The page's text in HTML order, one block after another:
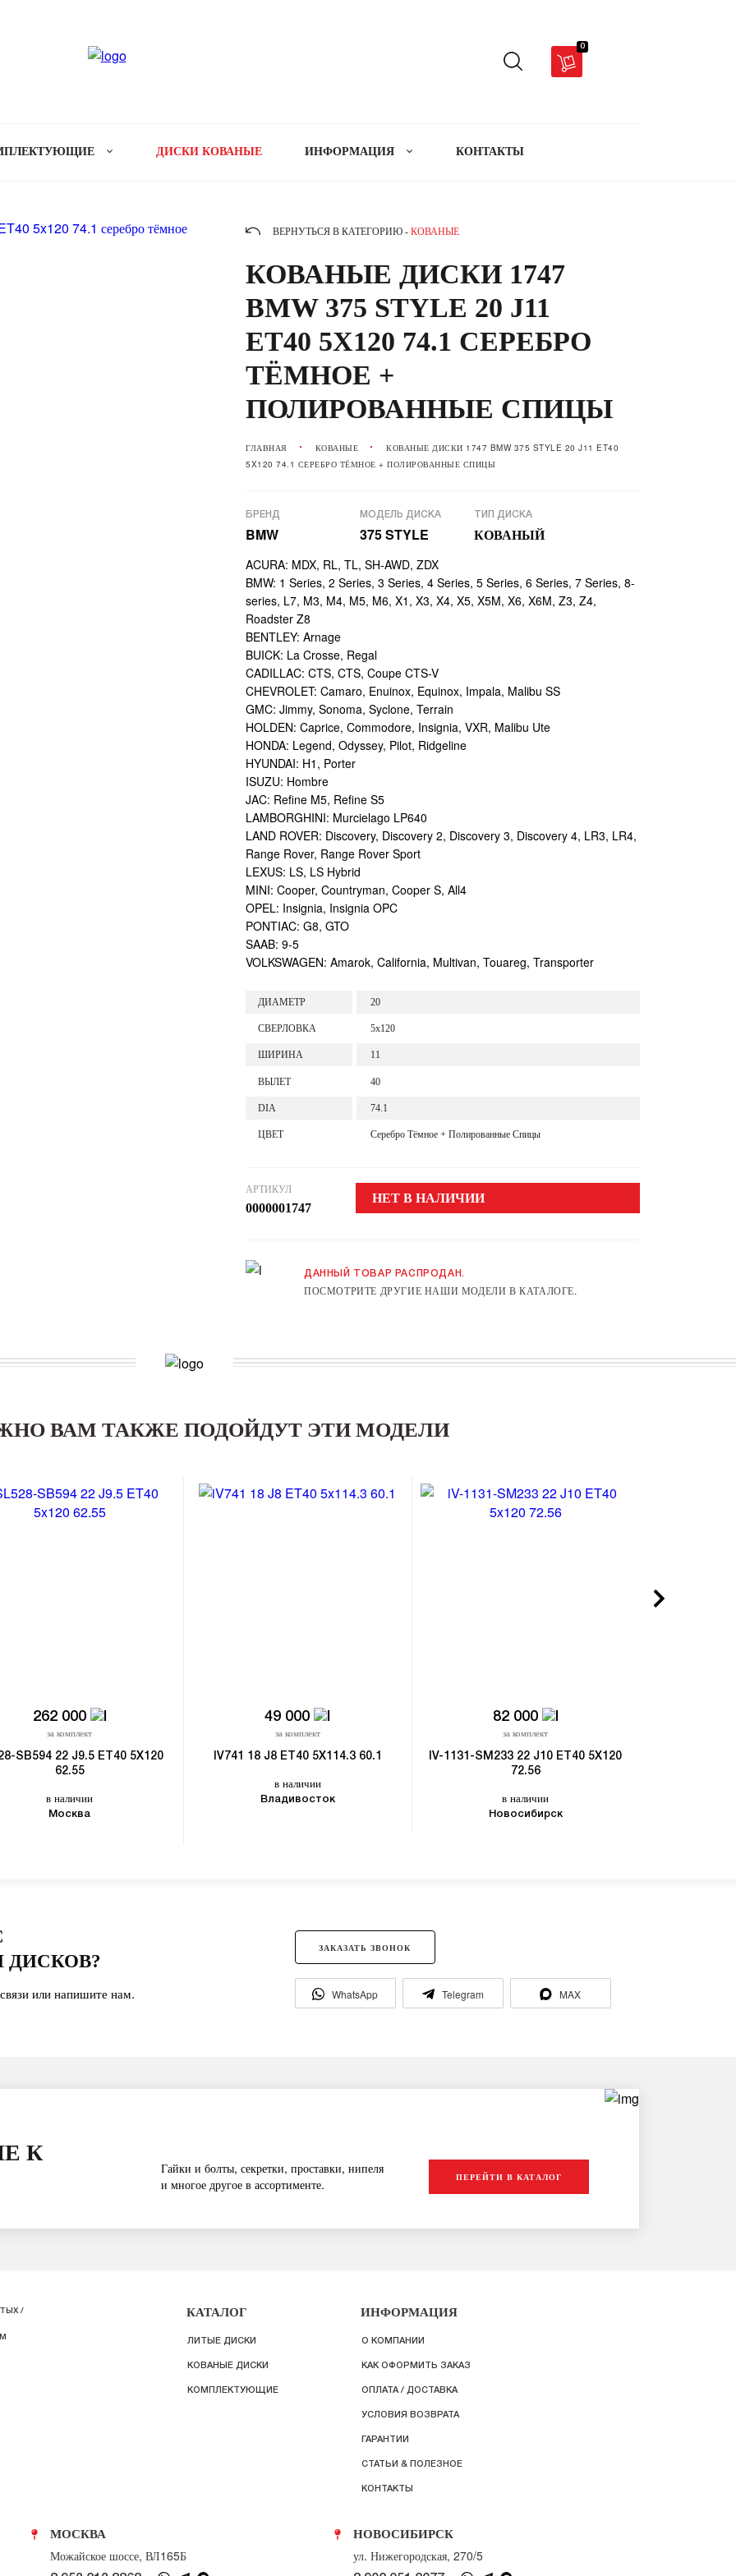
0
ДИСКИ КОВАНЫЕ ИНФОРМАЦИЯ КОНТАКТЫ
ВЕРНУТЬСЯ В КАТЕГОРИЮ - КОВАНЫЕ
КОВАНЫЕ ДИСКИ 1747
BMW 375 STYLE 20 J11
ET40 5X120 74.1 СЕРЕБРО
ТЁМНОЕ +
ПОЛИРОВАННЫЕ СПИЦЫ
ГЛАВНАЯ КОВАНЫЕ
КОВАНЫЕ ДИСКИ 1747 BMW 375 STYLE 20 J11 ET40
5X120 74.1 СЕРЕБРО ТЁМНОЕ + ПОЛИРОВАННЫЕ СПИЦЫ
БРЕНД
BMW
МОДЕЛЬ ДИСКА
375 STYLE
ТИП ДИСКА
КОВАНЫЙ
ACURA: MDX, RL, TL, SH-AWD, ZDX
BMW: 1 Series, 2 Series, 3 Series, 4 Series, 5 Series, 6 Series, 7 Series, 8-
series, L7, M3, M4, M5, M6, X1, X3, X4, X5, X5M, X6, X6M, Z3, Z4,
Roadster Z8
BENTLEY: Arnage
BUICK: La Crosse, Regal
CADILLAC: CTS, CTS, Coupe CTS-V
CHEVROLET: Camaro, Enuinox, Equinox, Impala, Malibu SS
GMC: Jimmy, Sonoma, Syclone, Terrain
HOLDEN: Caprice, Commodore, Insignia, VXR, Malibu Ute
HONDA: Legend, Odyssey, Pilot, Ridgeline
HYUNDAI: H1, Porter
ISUZU: Hombre
JAC: Refine M5, Refine S5
LAMBORGHINI: Murcielago LP640
LAND ROVER: Discovery, Discovery 2, Discovery 3, Discovery 4, LR3, LR4,
Range Rover, Range Rover Sport
LEXUS: LS, LS Hybrid
MINI: Cooper, Countryman, Cooper S, All4
OPEL: Insignia, Insignia OPC
PONTIAC: G8, GTO
SAAB: 9-5
VOLKSWAGEN: Amarok, California, Multivan, Touareg, Transporter
ДИАМЕТР 20
СВЕРЛОВКА 5x120
ШИРИНА 11
ВЫЛЕТ 40
DIA 74.1
ЦВЕТ Серебро Тёмное + Полированные Спицы
АРТИКУЛ
0000001747
НЕТ В НАЛИЧИИ
ДАННЫЙ ТОВАР РАСПРОДАН.
ПОСМОТРИТЕ ДРУГИЕ НАШИ МОДЕЛИ В КАТАЛОГЕ.
ВАМ ТАКЖЕ ПОДОЙДУТ ЭТИ МОДЕЛИ
262 000
за комплект
SB594 22 J9.5 ET40 5X120
62.55
в наличии
Москва
49 000
за комплект
IV741 18 J8 ET40 5X114.3 60.1
в наличии
Владивосток
82 000
за комплект
IV-1131-SM233 22 J10 ET40 5X120
72.56
в наличии
Новосибирск
или напишите нам.
ЗАКАЗАТЬ ЗВОНОК
WhatsApp Telegram MAX
К
Гайки и болты, секретки, проставки, нипеля
и многое другое в ассортименте.
ПЕРЕЙТИ В КАТАЛОГ
/
КАТАЛОГ
ЛИТЫЕ ДИСКИ
КОВАНЫЕ ДИСКИ
КОМПЛЕКТУЮЩИЕ
ИНФОРМАЦИЯ
О КОМПАНИИ
КАК ОФОРМИТЬ ЗАКАЗ
ОПЛАТА / ДОСТАВКА
УСЛОВИЯ ВОЗВРАТА
ГАРАНТИИ
СТАТЬИ & ПОЛЕЗНОЕ
КОНТАКТЫ
МОСКВА
Можайское шоссе, ВЛ165Б
НОВОСИБИРСК
ул. Нижегородская, 270/5